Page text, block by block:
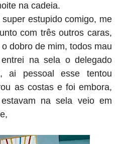
na cadeia.
estupido comigo, me
com três outros caras,
dobro de mim, todos mau
na sela o delegado
ai pessoal esse tentou
as costas e foi embora,
na sela veio em